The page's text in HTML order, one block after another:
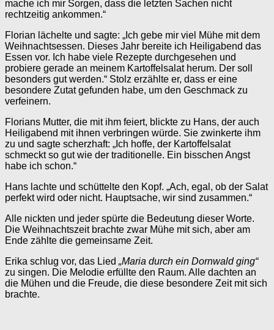
mache ich mir Sorgen, dass die letzten Sachen nicht
rechtzeitig ankommen.“
Florian lächelte und sagte: „Ich gebe mir viel Mühe mit dem
Weihnachtsessen. Dieses Jahr bereite ich Heiligabend das
Essen vor. Ich habe viele Rezepte durchgesehen und
probiere gerade an meinem Kartoffelsalat herum. Der soll
besonders gut werden.“ Stolz erzählte er, dass er eine
besondere Zutat gefunden habe, um den Geschmack zu
verfeinern.
Florians Mutter, die mit ihm feiert, blickte zu Hans, der auch
Heiligabend mit ihnen verbringen würde. Sie zwinkerte ihm
zu und sagte scherzhaft: „Ich hoffe, der Kartoffelsalat
schmeckt so gut wie der traditionelle. Ein bisschen Angst
habe ich schon.“
Hans lachte und schüttelte den Kopf. „Ach, egal, ob der Salat
perfekt wird oder nicht. Hauptsache, wir sind zusammen.“
Alle nickten und jeder spürte die Bedeutung dieser Worte.
Die Weihnachtszeit brachte zwar Mühe mit sich, aber am
Ende zählte die gemeinsame Zeit.
Erika schlug vor, das Lied „Maria durch ein Dornwald ging“
zu singen. Die Melodie erfüllte den Raum. Alle dachten an
die Mühen und die Freude, die diese besondere Zeit mit sich
brachte.